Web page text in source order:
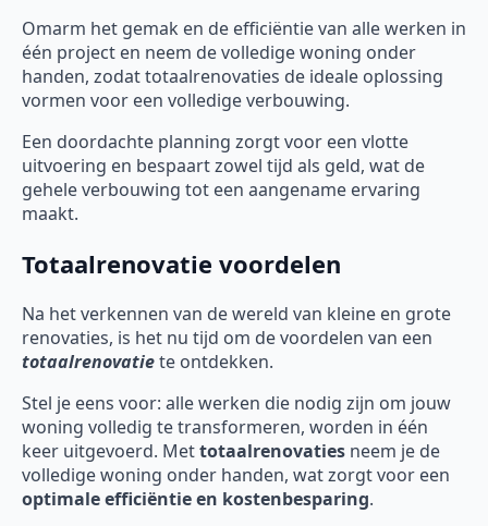
Omarm het gemak en de efficiëntie van alle werken in
één project en neem de volledige woning onder
handen, zodat totaalrenovaties de ideale oplossing
vormen voor een volledige verbouwing.
Een doordachte planning zorgt voor een vlotte
uitvoering en bespaart zowel tijd als geld, wat de
gehele verbouwing tot een aangename ervaring
maakt.
Totaalrenovatie voordelen
Na het verkennen van de wereld van kleine en grote
renovaties, is het nu tijd om de voordelen van een
totaalrenovatiete ontdekken.
Stel je eens voor: alle werken die nodig zijn om jouw
woning volledig te transformeren, worden in één
keer uitgevoerd. Mettotaalrenovaties neem je de
volledige woning onder handen, wat zorgt voor een
optimale efficiëntie en kostenbesparing.